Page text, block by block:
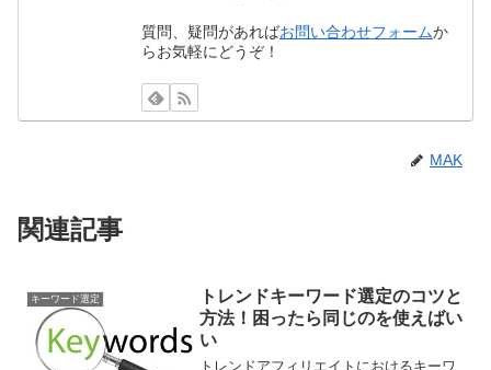
質問、疑問があればお問い合わせフォームか
らお気軽にどうぞ！
MAK
関連記事
キーワード選定
トレンドキーワード選定のコツと
方法！困ったら同じのを使えばい
い
トレンドアフィリエイトにおけるキーワ